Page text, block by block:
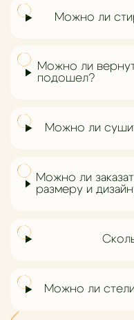
Можно ли
Можно ли
подошел?
Можно ли
Можно ли
размеру и
Можно ли